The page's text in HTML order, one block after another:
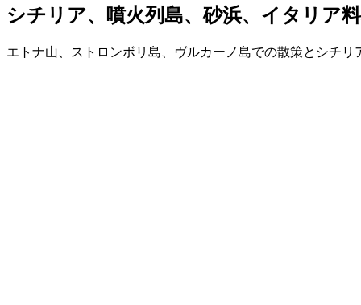
シチリア、噴火列島、砂浜、イタリア
エトナ山、ストロンボリ島、ヴルカーノ島での散策とシチ